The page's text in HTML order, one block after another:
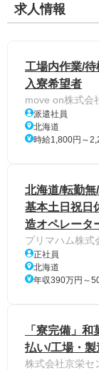
求人情報
工場内作業/
入寮希望者
move on株式会
派遣社員
北海道
時給1,800円～
北海道/転勤
基本土日祝日
造オペレータ
プリマハム株式
正社員
北海道
年収390万円～
「寮完備」
払い/工場・製
株式会社京栄セ